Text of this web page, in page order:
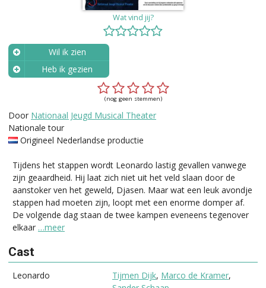
Wat vind jij?
Wil ik zien
Heb ik gezien
(nog geen stemmen)
Door Nationaal Jeugd Musical Theater
Nationale tour
Origineel Nederlandse productie
Tijdens het stappen wordt Leonardo lastig gevallen vanwege
zijn geaardheid. Hij laat zich niet uit het veld slaan door de
aanstoker ven het geweld, Djasen. Maar wat een leuk avondje
stappen had moeten zijn, loopt met een enorme domper af.
De volgende dag staan de twee kampen eveneens tegenover
elkaar …meer
Cast
Leonardo Tijmen Dijk, Marco de Kramer,